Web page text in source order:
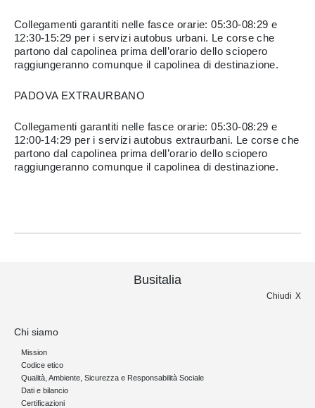
Collegamenti garantiti nelle fasce orarie: 05:30-08:29 e
12:30-15:29 per i servizi autobus urbani. Le corse che
partono dal capolinea prima dell’orario dello sciopero
raggiungeranno comunque il capolinea di destinazione.
PADOVA EXTRAURBANO
Collegamenti garantiti nelle fasce orarie: 05:30-08:29 e
12:00-14:29 per i servizi autobus extraurbani. Le corse che
partono dal capolinea prima dell’orario dello sciopero
raggiungeranno comunque il capolinea di destinazione.
Busitalia
Chiudi
Chi siamo
Mission
Codice etico
Qualità, Ambiente, Sicurezza e Responsabilità Sociale
Dati e bilancio
Certificazioni